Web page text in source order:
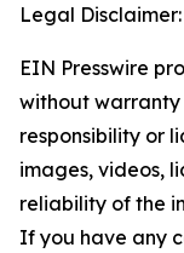
Legal Disclaimer:
EIN Presswire
without warranty
responsibility or
images, videos,
reliability of the
If you have any